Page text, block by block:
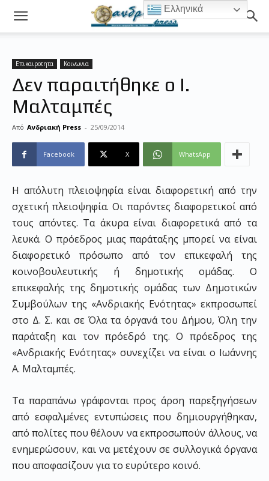
Επικαιροτητα Κοινωνια
Δεν παραιτήθηκε ο Ι.
Μαλταμπές
Από Ανδριακή Press - 25/09/2014
Facebook X WhatsApp
Η απόλυτη πλειοψηφία είναι διαφορετική από την
σχετική πλειοψηφία. Οι παρόντες διαφορετικοί από
τους απόντες. Τα άκυρα είναι διαφορετικά από τα
λευκά. Ο πρόεδρος μιας παράταξης μπορεί να είναι
διαφορετικό πρόσωπο από τον επικεφαλή της
κοινοβουλευτικής ή δημοτικής ομάδας. Ο
επικεφαλής της δημοτικής ομάδας των Δημοτικών
Συμβούλων της «Ανδριακής Ενότητας» εκπροσωπεί
στο Δ. Σ. και σε Όλα τα όργανά του Δήμου, Όλη την
παράταξη και τον πρόεδρό της. Ο πρόεδρος της
«Ανδριακής Ενότητας» συνεχίζει να είναι ο Ιωάννης
Α. Μαλταμπές.
Τα παραπάνω γράφονται προς άρση παρεξηγήσεων
από εσφαλμένες εντυπώσεις που δημιουργήθηκαν,
από πολίτες που θέλουν να εκπροσωπούν άλλους, να
ενημερώσουν, και να μετέχουν σε συλλογικά όργανα
που αποφασίζουν για το ευρύτερο κοινό.
Ελληνικά